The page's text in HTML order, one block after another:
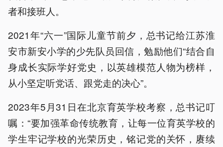
者和接班人。
2021年“六一”国际儿童节前夕，总书记给江苏淮
安市新安小学的少先队员回信，勉励他们“结合自
身成长实际学好党史，以英雄模范人物为榜样，
从小坚定听党话、跟党走的决心”。
2023年5月31日在北京育英学校考察，总书记叮
嘱：“要加强革命传统教育，让每一位育英学校的
学生牢记学校的光荣历史，铭记党的关怀，赓续